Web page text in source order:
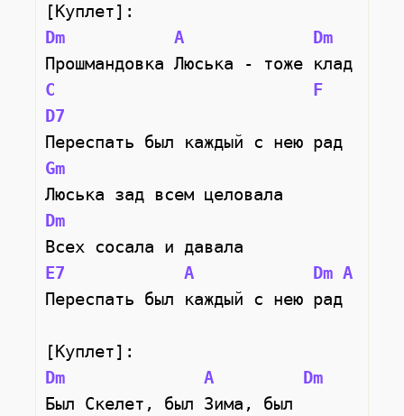
[Куплет]:
Dm
A
Dm
Прошмандовка Люська - тоже клад
C
F
D7
Переспать был каждый с нею рад
Gm
Люська зад всем целовала
Dm
Всех сосала и давала
E7
A Dm A
Переспать был каждый с нею рад
[Куплет]:
Dm
A
Dm
Был Скелет, был Зима, был